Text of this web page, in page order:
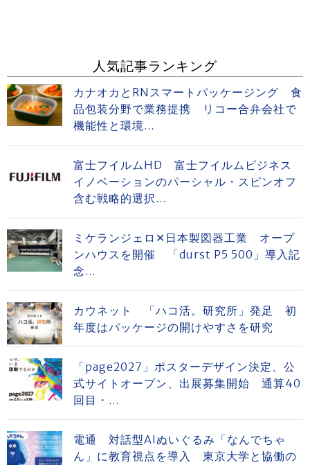
人気記事ランキング
カナオカとRNスマートパッケージング 食
品包装分野で業務提携 リコー合弁会社で
機能性と環境...
富士フイルムHD 富士フイルムビジネス
イノベーションのパーシャル・スピンオフ
含む戦略的選択...
ミケランジェロ✕日本製図器工業 オープ
ンハウスを開催 「durst P5 500」導入記
念...
カウネット 「ハコ活。研究所」発足 初
年度はパッケージの開けやすさを研究
「page2027」ポスターデザイン決定、公
式サイトオープン、出展募集開始 通算40
回目・...
電通 対話型AIぬいぐるみ「なんでちゃ
ん」に教育視点を導入 東京大学と協働の